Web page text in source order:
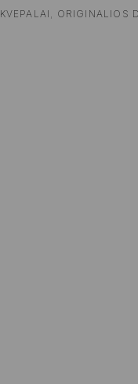
KVEPALAI ORIGINALIOS